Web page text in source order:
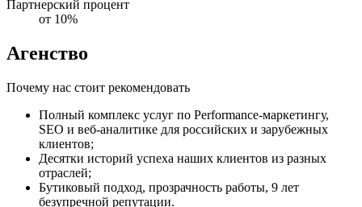
Партнерский процент
от 10%
Агенство
Почему нас стоит рекомендовать
Полный комплекс услуг по Performance-маркетингу,
SEO и веб-аналитике для российских и зарубежных
клиентов;
Десятки историй успеха наших клиентов из разных
отраслей;
Бутиковый подход, прозрачность работы, 9 лет
безупречной репутации.